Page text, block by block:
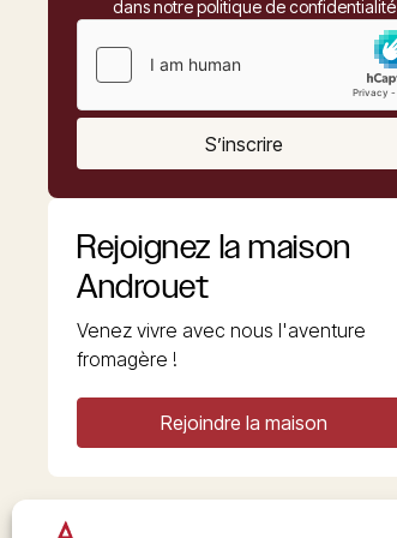
dans notre politique de confidentialité
S’inscrire
Rejoignez la maison
Androuet
Venez vivre avec nous l'aventure
fromagère !
Rejoindre la maison